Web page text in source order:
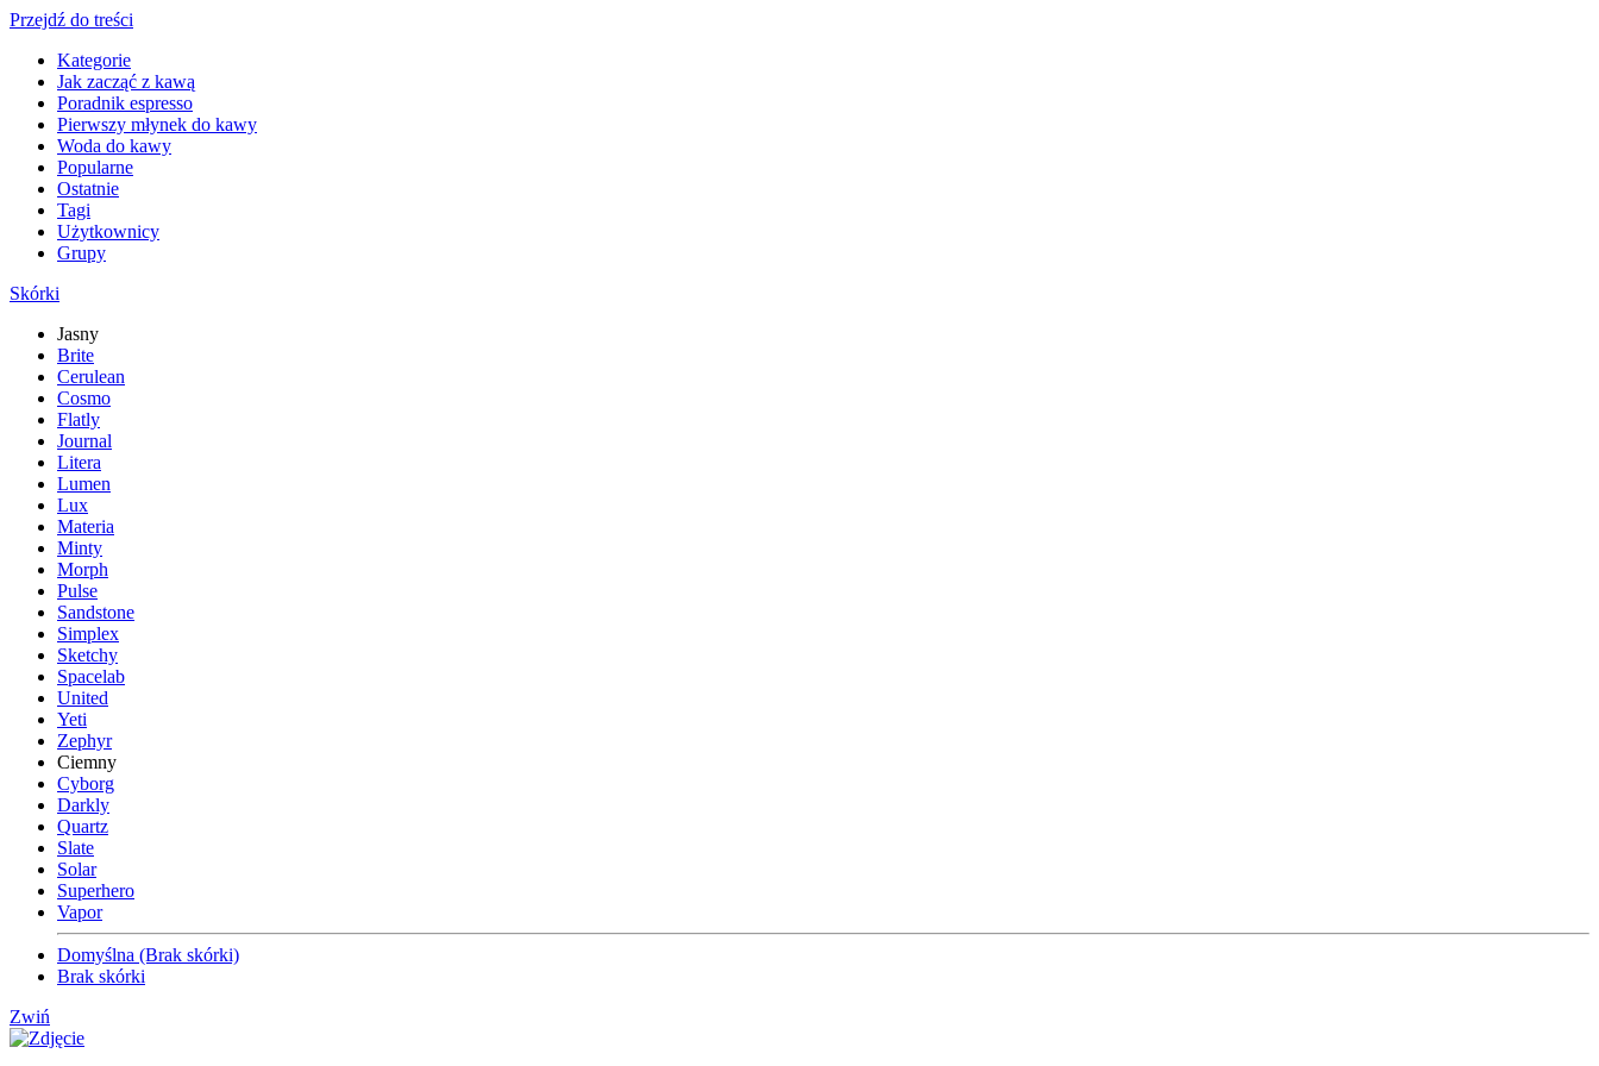
Przejdź do treści
Kategorie
Jak zacząć z kawą
Poradnik espresso
Pierwszy młynek do kawy
Woda do kawy
Popularne
Ostatnie
Tagi
Użytkownicy
Grupy
Skórki
Jasny
Brite
Cerulean
Cosmo
Flatly
Journal
Litera
Lumen
Lux
Materia
Minty
Morph
Pulse
Sandstone
Simplex
Sketchy
Spacelab
United
Yeti
Zephyr
Ciemny
Cyborg
Darkly
Quartz
Slate
Solar
Superhero
Vapor
Domyślna (Brak skórki)
Brak skórki
Zwiń